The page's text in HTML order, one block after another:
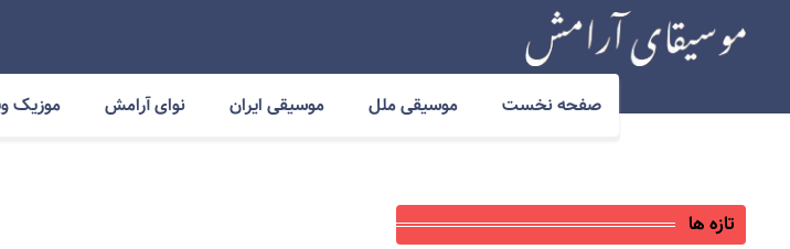
صفحه نخست موسیقی ملل موسیقی ایران نوای آرامش موزیک
تازه ها